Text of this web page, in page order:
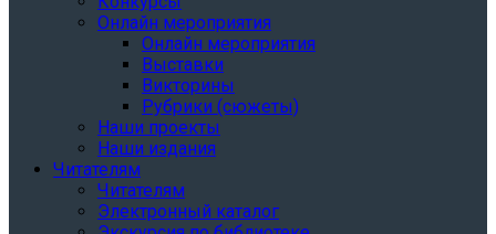
Онлайн мероприятия
Онлайн мероприятия
Выставки
Викторины
Рубрики (сюжеты)
Наши проекты
Наши издания
Читателям
Читателям
Электронный каталог